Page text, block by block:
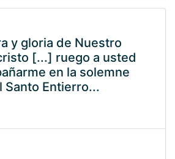
y gloria de Nuestro
[...] ruego a usted
en la solemne
Santo Entierro...